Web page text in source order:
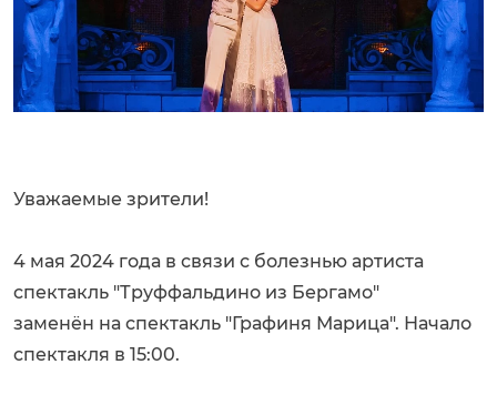
Уважаемые зрители!
4 мая 2024 года в связи с болезнью артиста
спектакль "Труффальдино из Бергамо"
заменён на спектакль "Графиня Марица". Начало
спектакля в 15:00.